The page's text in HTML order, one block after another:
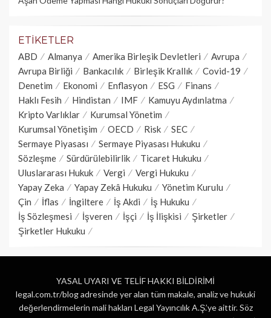
ETIKETLER
ABD Almanya Amerika Birleşik Devletleri
Avrupa
Avrupa Birliği
Bankacılık Birleşik Krallık
Covid-19
Denetim
Ekonomi Enflasyon ESG
Finans
Haklı Fesih
Hindistan IMF
Kamuyu Aydınlatma
Kripto Varlıklar
Kurumsal Yönetim
Kurumsal Yönetişim
OECD Risk
SEC
Sermaye Piyasası
Sermaye Piyasası Hukuku
Sözleşme
Sürdürülebilirlik
Ticaret Hukuku
Uluslararası Hukuk
Vergi
Vergi Hukuku
Yapay Zeka
Yapay Zekâ Hukuku
Yönetim Kurulu
Çin
İflas İngiltere İş Akdi
İş Hukuku
İş Sözleşmesi
İşveren İşçi İş İlişkisi
Şirketler
Şirketler Hukuku
YASAL UYARI VE TELİF HAKKI BİLDİRİMİ
legal.com.tr/blog adresinde yer alan tüm makale, analiz ve hukuki
değerlendirmelerin mali hakları Legal Yayıncılık A.Ş.’ye aittir. Söz